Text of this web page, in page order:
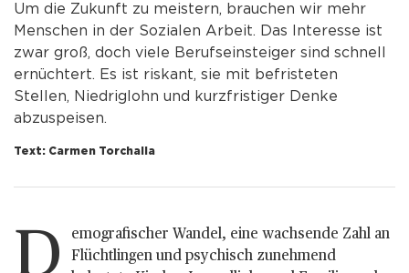
Um die Zukunft zu meistern, brauchen wir mehr
Menschen in der Sozialen Arbeit. Das Interesse ist
zwar groß, doch viele Berufseinsteiger sind schnell
ernüchtert. Es ist riskant, sie mit befristeten
Stellen, Niedriglohn und kurzfristiger Denke
abzuspeisen.
Text: Carmen Torchalla
D
emografischer Wandel, eine wachsende Zahl an
Flüchtlingen und psychisch zunehmend